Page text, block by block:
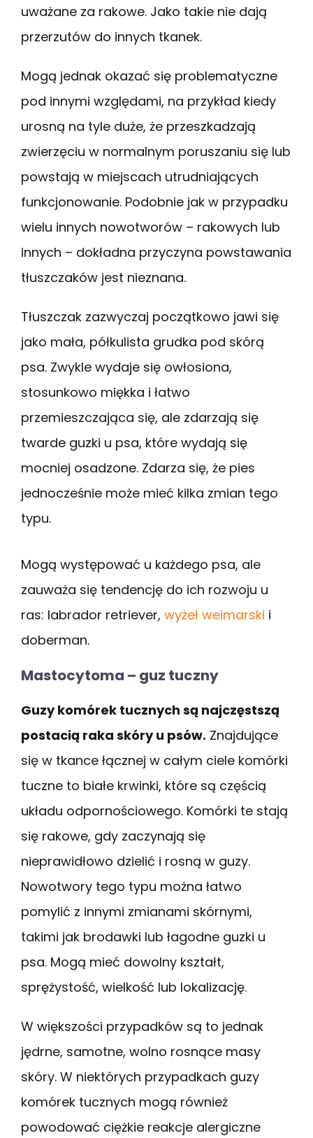
uważane za rakowe. Jako takie nie dają
przerzutów do innych tkanek.
Mogą jednak okazać się problematyczne
pod innymi względami, na przykład kiedy
urosną na tyle duże, że przeszkadzają
zwierzęciu w normalnym poruszaniu się lub
powstają w miejscach utrudniających
funkcjonowanie. Podobnie jak w przypadku
wielu innych nowotworów – rakowych lub
innych – dokładna przyczyna powstawania
tłuszczaków jest nieznana.
Tłuszczak zazwyczaj początkowo jawi się
jako mała, półkulista grudka pod skórą
psa. Zwykle wydaje się owłosiona,
stosunkowo miękka i łatwo
przemieszczająca się, ale zdarzają się
twarde guzki u psa, które wydają się
mocniej osadzone. Zdarza się, że pies
jednocześnie może mieć kilka zmian tego
typu.
Mogą występować u każdego psa, ale
zauważa się tendencję do ich rozwoju u
ras: labrador retriever, wyżeł weimarski i
doberman.
Mastocytoma – guz tuczny
Guzy komórek tucznych są najczęstszą
postacią raka skóry u psów. Znajdujące
się w tkance łącznej w całym ciele komórki
tuczne to białe krwinki, które są częścią
układu odpornościowego. Komórki te stają
się rakowe, gdy zaczynają się
nieprawidłowo dzielić i rosną w guzy.
Nowotwory tego typu można łatwo
pomylić z innymi zmianami skórnymi,
takimi jak brodawki lub łagodne guzki u
psa. Mogą mieć dowolny kształt,
sprężystość, wielkość lub lokalizację.
W większości przypadków są to jednak
jędrne, samotne, wolno rosnące masy
skóry. W niektórych przypadkach guzy
komórek tucznych mogą również
powodować ciężkie reakcje alergiczne